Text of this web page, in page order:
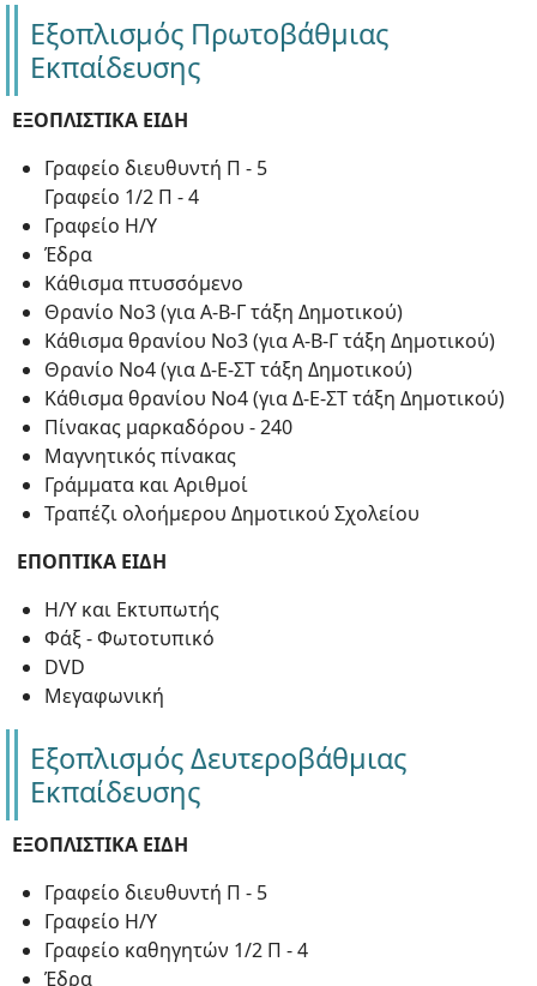
Εξοπλισμός Πρωτοβάθμιας
Εκπαίδευσης
ΕΞΟΠΛΙΣΤΙΚΑ ΕΙΔΗ
Γραφείο διευθυντή Π - 5
Γραφείο 1/2 Π - 4
Γραφείο Η/Υ
Έδρα
Κάθισμα πτυσσόμενο
Θρανίο Νο3 (για Α-Β-Γ τάξη Δημοτικού)
Κάθισμα θρανίου Νο3 (για Α-Β-Γ τάξη Δημοτικού)
Θρανίο Νο4 (για Δ-Ε-ΣΤ τάξη Δημοτικού)
Κάθισμα θρανίου Νο4 (για Δ-Ε-ΣΤ τάξη Δημοτικού)
Πίνακας μαρκαδόρου - 240
Μαγνητικός πίνακας
Γράμματα και Αριθμοί
Τραπέζι ολοήμερου Δημοτικού Σχολείου
ΕΠΟΠΤΙΚΑ ΕΙΔΗ
Η/Υ και Εκτυπωτής
Φάξ - Φωτοτυπικό
DVD
Μεγαφωνική
Εξοπλισμός Δευτεροβάθμιας
Εκπαίδευσης
ΕΞΟΠΛΙΣΤΙΚΑ ΕΙΔΗ
Γραφείο διευθυντή Π - 5
Γραφείο Η/Υ
Γραφείο καθηγητών 1/2 Π - 4
Έδρα